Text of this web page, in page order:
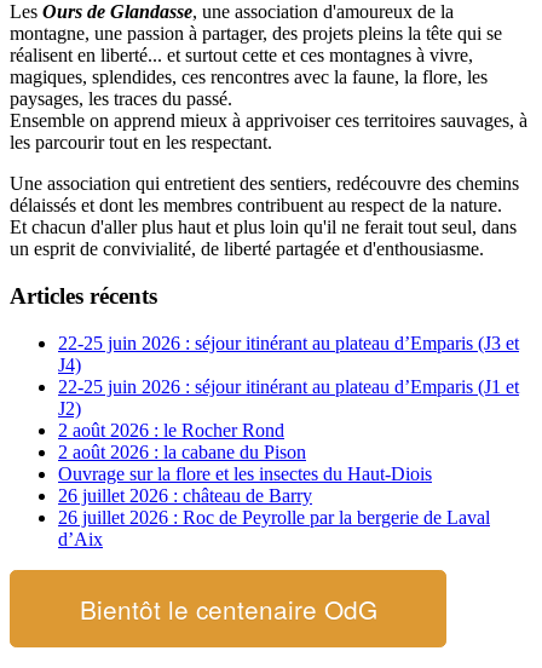
Les Ours de Glandasse, une association d'amoureux de la
montagne, une passion à partager, des projets pleins la tête qui se
réalisent en liberté... et surtout cette et ces montagnes à vivre,
magiques, splendides, ces rencontres avec la faune, la flore, les
paysages, les traces du passé.
Ensemble on apprend mieux à apprivoiser ces territoires sauvages, à
les parcourir tout en les respectant.
Une association qui entretient des sentiers, redécouvre des chemins
délaissés et dont les membres contribuent au respect de la nature.
Et chacun d'aller plus haut et plus loin qu'il ne ferait tout seul, dans
un esprit de convivialité, de liberté partagée et d'enthousiasme.
Articles récents
22-25 juin 2026 : séjour itinérant au plateau d’Emparis (J3 et
J4)
22-25 juin 2026 : séjour itinérant au plateau d’Emparis (J1 et
J2)
2 août 2026 : le Rocher Rond
2 août 2026 : la cabane du Pison
Ouvrage sur la flore et les insectes du Haut-Diois
26 juillet 2026 : château de Barry
26 juillet 2026 : Roc de Peyrolle par la bergerie de Laval
d’Aix
Bientôt le centenaire OdG